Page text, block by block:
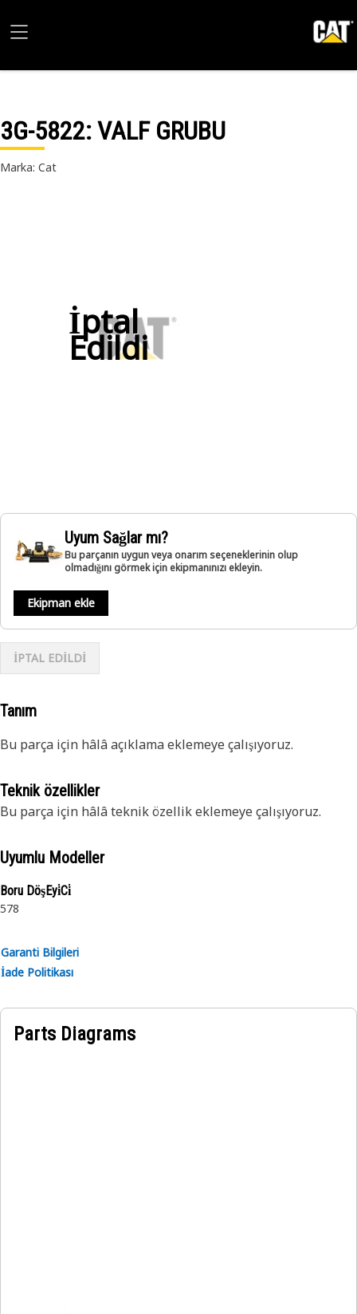
3G-5822: VALF GRUBU
Marka: Cat
İptal
Edildi
Uyum Sağlar mı?
Bu parçanın uygun veya onarım seçeneklerinin olup
olmadığını görmek için ekipmanınızı ekleyin.
Ekipman ekle
İPTAL EDİLDİ
Tanım
Bu parça için hâlâ açıklama eklemeye çalışıyoruz.
Teknik özellikler
Bu parça için hâlâ teknik özellik eklemeye çalışıyoruz.
Uyumlu Modeller
Boru DöşEyi̇Ci̇
578
Garanti Bilgileri
İade Politikası
Parts Diagrams